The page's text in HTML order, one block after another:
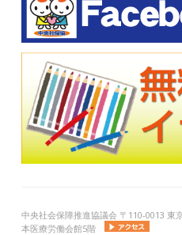
中央社会保障推進協議会 〒110-0013 東
本医療労働会館5階